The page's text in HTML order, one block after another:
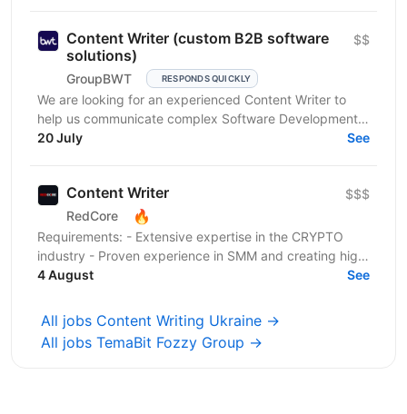
Content Writer (custom B2B software
solutions)
GroupBWT RESPONDS QUICKLY
$$
We are looking for an experienced Content Writer to
help us communicate complex Software Development,
Data Engineering and AI services to international B2B...
20 July See
Content Writer
RedCore 🔥
$$$
Requirements: - Extensive expertise in the CRYPTO
industry - Proven experience in SMM and creating high
volume content (articles, press releases, etc) -...
4 August See
All jobs Content Writing Ukraine →
All jobs TemaBit Fozzy Group →